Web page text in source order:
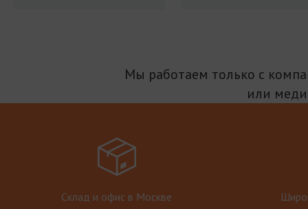
Мы работаем только с
или
Склад и офис в Москве